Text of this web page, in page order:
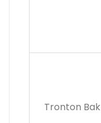
Tronton Bak